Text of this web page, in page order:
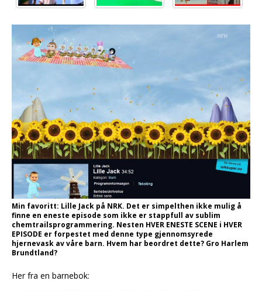
Min favoritt: Lille Jack på NRK. Det er simpelthen ikke mulig å
finne en eneste episode som ikke er stappfull av sublim
chemtrailsprogrammering. Nesten HVER ENESTE SCENE i HVER
EPISODE er forpestet med denne type gjennomsyrede
hjernevask av våre barn. Hvem har beordret dette? Gro Harlem
Brundtland?
Her fra en barnebok: